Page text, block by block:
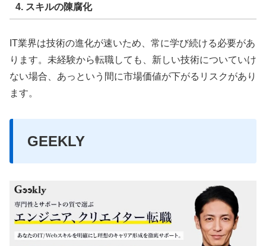
4. スキルの陳腐化
IT業界は技術の進化が速いため、常に学び続ける必要があ
ります。未経験から転職しても、新しい技術についていけ
ない場合、あっという間に市場価値が下がるリスクがあり
ます。
GEEKLY